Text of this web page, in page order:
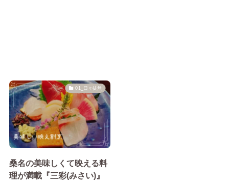
01_日々徒然
桑名の美味しくて映える料
理が満載『三彩(みさい)』